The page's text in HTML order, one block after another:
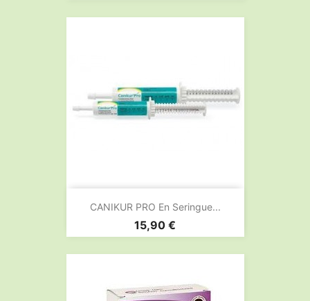
CANIKUR PRO En Seringue...
Prix
15,90 €